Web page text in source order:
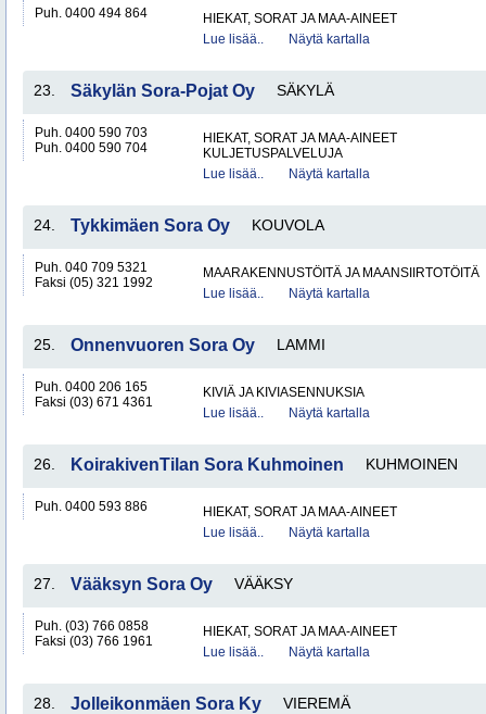
Puh. 0400 494 864
HIEKAT, SORAT JA MAA-AINEET
Lue lisää..
Näytä kartalla
23. Säkylän Sora-Pojat Oy SÄKYLÄ
Puh. 0400 590 703
Puh. 0400 590 704
HIEKAT, SORAT JA MAA-AINEET
KULJETUSPALVELUJA
Lue lisää..
Näytä kartalla
24. Tykkimäen Sora Oy KOUVOLA
Puh. 040 709 5321
Faksi (05) 321 1992
MAARAKENNUSTÖITÄ JA MAANSIIRTOTÖITÄ
Lue lisää..
Näytä kartalla
25. Onnenvuoren Sora Oy LAMMI
Puh. 0400 206 165
Faksi (03) 671 4361
KIVIÄ JA KIVIASENNUKSIA
Lue lisää..
Näytä kartalla
26. KoirakivenTilan Sora Kuhmoinen KUHMOINEN
Puh. 0400 593 886
HIEKAT, SORAT JA MAA-AINEET
Lue lisää..
Näytä kartalla
27. Vääksyn Sora Oy VÄÄKSY
Puh. (03) 766 0858
Faksi (03) 766 1961
HIEKAT, SORAT JA MAA-AINEET
Lue lisää..
Näytä kartalla
28. Jolleikonmäen Sora Ky VIEREMÄ